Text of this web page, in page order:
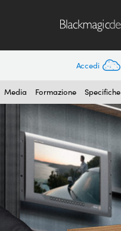
Accedi
Media Formazione Specifiche